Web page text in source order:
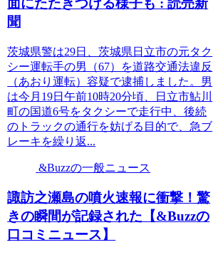
面にたたきつける様子も : 読売新
聞
茨城県警は29日、茨城県日立市の元タク
シー運転手の男（67）を道路交通法違反
（あおり運転）容疑で逮捕しました。男
は今月19日午前10時20分頃、日立市鮎川
町の国道6号をタクシーで走行中、後続
のトラックの通行を妨げる目的で、急ブ
レーキを繰り返...
&Buzzの一般ニュース
諏訪之瀬島の噴火速報に衝撃！驚
きの瞬間が記録された【&Buzzの
口コミニュース】